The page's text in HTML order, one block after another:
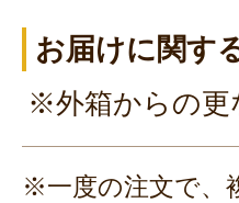
お届けに関す
※外箱からの更
※一度の注文で、